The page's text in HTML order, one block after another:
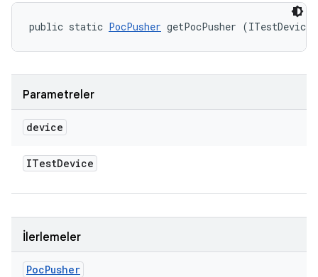
public static PocPusher getPocPusher
Parametreler
device
ITestDevice
İlerlemeler
PocPusher